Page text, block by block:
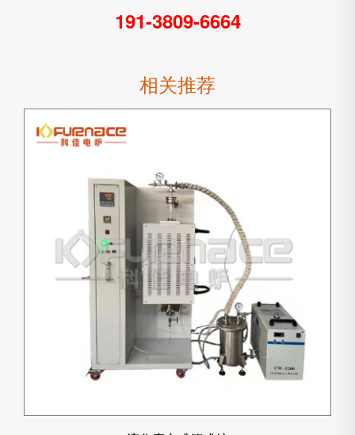
191-3809-6664
相关推荐